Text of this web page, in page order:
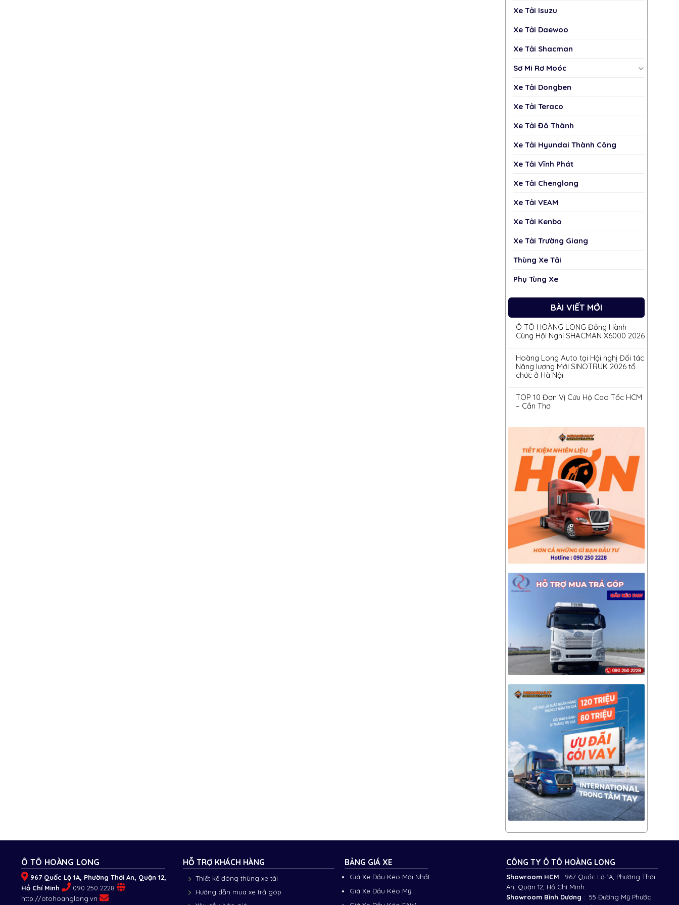
Xe Tải Isuzu
Xe Tải Daewoo
Xe Tải Shacman
Sơ Mi Rơ Moóc
Xe Tải Dongben
Xe Tải Teraco
Xe Tải Đô Thành
Xe Tải Hyundai Thành Công
Xe Tải Vĩnh Phát
Xe Tải Chenglong
Xe Tải VEAM
Xe Tải Kenbo
Xe Tải Trường Giang
Thùng Xe Tải
Phụ Tùng Xe
BÀI VIẾT MỚI
Ô TÔ HOÀNG LONG Đồng Hành
Cùng Hội Nghị SHACMAN X6000 2026
Hoàng Long Auto tại Hội nghị Đối tác
Năng lượng Mới SINOTRUK 2026 tổ
chức ở Hà Nội
TOP 10 Đơn Vị Cứu Hộ Cao Tốc HCM
– Cần Thơ
Ô TÔ HOÀNG LONG
967 Quốc Lộ 1A, Phường Thới An, Quận 12,
Hồ Chí Minh
090 250 2228
http://otohoanglong.vn
HỖ TRỢ KHÁCH HÀNG
Thiết kế đóng thùng xe tải
Hướng dẫn mua xe trả góp
BẢNG GIÁ XE
Giá Xe Đầu Kéo Mới Nhất
Giá Xe Đầu Kéo Mỹ
CÔNG TY Ô TÔ HOÀNG LONG
Showroom HCM : 967 Quốc Lộ 1A, Phường Thới
An, Quận 12, Hồ Chí Minh.
Showroom Bình Dương : 55 Đường Mỹ Phước